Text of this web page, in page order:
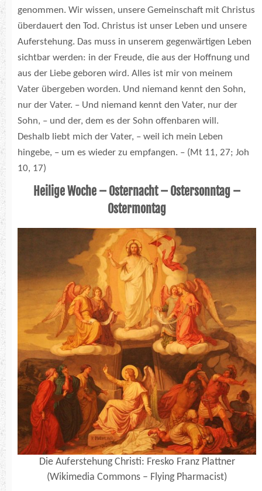
genommen. Wir wissen, unsere Gemeinschaft mit Christus
überdauert den Tod. Christus ist unser Leben und unsere
Auferstehung. Das muss in unserem gegenwärtigen Leben
sichtbar werden: in der Freude, die aus der Hoffnung und
aus der Liebe geboren wird. Alles ist mir von meinem
Vater übergeben worden. Und niemand kennt den Sohn,
nur der Vater. – Und niemand kennt den Vater, nur der
Sohn, – und der, dem es der Sohn offenbaren will.
Deshalb liebt mich der Vater, – weil ich mein Leben
hingebe, – um es wieder zu empfangen. – (Mt 11, 27; Joh
10, 17)
Heilige Woche – Osternacht – Ostersonntag –
Ostermontag
Die Auferstehung Christi: Fresko Franz Plattner
(Wikimedia Commons – Flying Pharmacist)